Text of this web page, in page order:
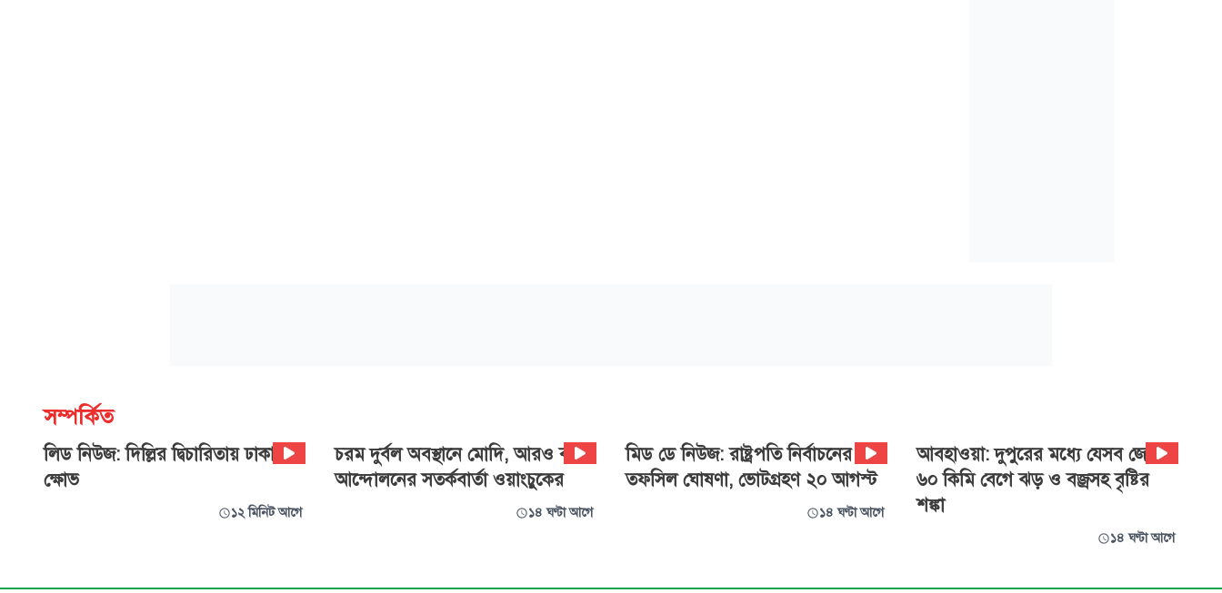
সম্পর্কিত
লিড নিউজ: দিল্লির দ্বিচারিতায় ঢাকায়
ক্ষোভ
১২ মিনিট আগে
চরম দুর্বল অবস্থানে মোদি, আরও বড়
আন্দোলনের সতর্কবার্তা ওয়াংচুকের
১৪ ঘণ্টা আগে
‍মিড ডে নিউজ: রাষ্ট্রপতি নির্বাচনের
তফসিল ঘোষণা, ভোটগ্রহণ ২০ আগস্ট
১৪ ঘণ্টা আগে
আবহাওয়া: দুপুরের মধ্যে যেসব জেলায়
৬০ কিমি বেগে ঝড় ও বজ্রসহ বৃষ্টির
শঙ্কা
১৪ ঘণ্টা আগে